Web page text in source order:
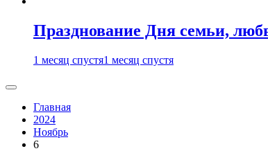
Празднование Дня семьи,
1 месяц спустя1 месяц спустя
Главная
2024
Ноябрь
6